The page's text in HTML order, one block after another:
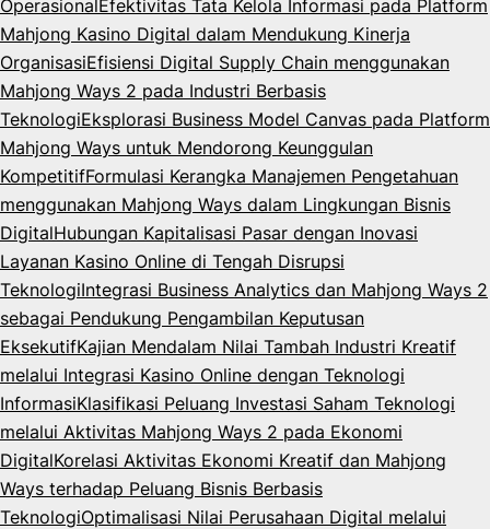
OperasionalEfektivitas Tata Kelola Informasi pada Platform
Mahjong Kasino Digital dalam Mendukung Kinerja
OrganisasiEfisiensi Digital Supply Chain menggunakan
Mahjong Ways 2 pada Industri Berbasis
TeknologiEksplorasi Business Model Canvas pada Platform
Mahjong Ways untuk Mendorong Keunggulan
KompetitifFormulasi Kerangka Manajemen Pengetahuan
menggunakan Mahjong Ways dalam Lingkungan Bisnis
DigitalHubungan Kapitalisasi Pasar dengan Inovasi
Layanan Kasino Online di Tengah Disrupsi
TeknologiIntegrasi Business Analytics dan Mahjong Ways 2
sebagai Pendukung Pengambilan Keputusan
EksekutifKajian Mendalam Nilai Tambah Industri Kreatif
melalui Integrasi Kasino Online dengan Teknologi
InformasiKlasifikasi Peluang Investasi Saham Teknologi
melalui Aktivitas Mahjong Ways 2 pada Ekonomi
DigitalKorelasi Aktivitas Ekonomi Kreatif dan Mahjong
Ways terhadap Peluang Bisnis Berbasis
TeknologiOptimalisasi Nilai Perusahaan Digital melalui